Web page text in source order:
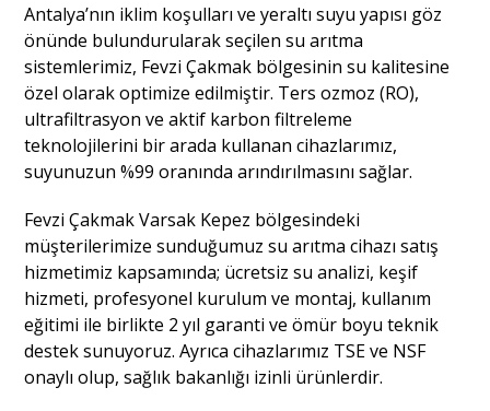
Antalya’nın iklim koşulları ve yeraltı suyu yapısı göz
önünde bulundurularak seçilen su arıtma
sistemlerimiz, Fevzi Çakmak bölgesinin su kalitesine
özel olarak optimize edilmiştir. Ters ozmoz (RO),
ultrafiltrasyon ve aktif karbon filtreleme
teknolojilerini bir arada kullanan cihazlarımız,
suyunuzun %99 oranında arındırılmasını sağlar.
Fevzi Çakmak Varsak Kepez bölgesindeki
müşterilerimize sunduğumuz su arıtma cihazı satış
hizmetimiz kapsamında; ücretsiz su analizi, keşif
hizmeti, profesyonel kurulum ve montaj, kullanım
eğitimi ile birlikte 2 yıl garanti ve ömür boyu teknik
destek sunuyoruz. Ayrıca cihazlarımız TSE ve NSF
onaylı olup, sağlık bakanlığı izinli ürünlerdir.